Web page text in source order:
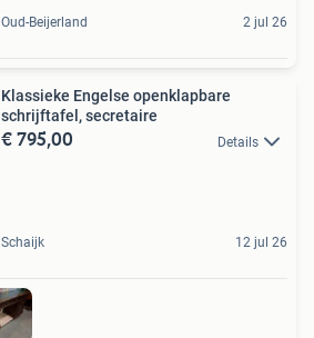
Oud-Beijerland 2 jul 26
Klassieke Engelse openklapbare
schrijftafel, secretaire
€ 795,00 Details
Schaijk 12 jul 26